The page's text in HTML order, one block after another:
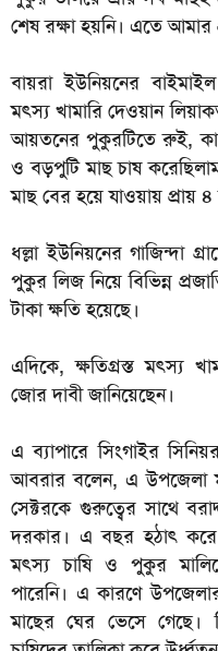
শেষ রক্ষা হয়নি। এতে আমার
বায়রা ইউনিয়নের
মৎস্য খামারি দেওয়ান
আয়তনের পুকুরটিতে রুই,
ও বড়পুটি মাছ চাষ
মাছ বের হয়ে যাওয়ায় প্রায়
ধল্লা ইউনিয়নের গাজিন্দা
পুকুর লিজ নিয়ে বিভিন্ন
টাকা ক্ষতি হয়েছে।
এদিকে, ক্ষতিগ্রস্ত মৎস্য
জোর দাবী জানিয়েছেন।
এ ব্যাপারে সিংগাইর
আবরার বলেন, এ উপজেলা
সেক্টরকে গুরুত্বের সাথে
দরকার। এ বছর হঠাৎ করে
মৎস্য চাষি ও পুকুর
পারেনি। এ কারণে
মাছের ঘের ভেসে গেছে।